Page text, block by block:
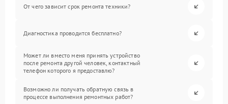
От чего зависит срок ремонта техники?
Диагностика проводится бесплатно?
Может ли вместо меня принять устройство
после ремонта другой человек, контактный
телефон которого я предоставлю?
Возможно ли получать обратную связь в
процессе выполнения ремонтных работ?